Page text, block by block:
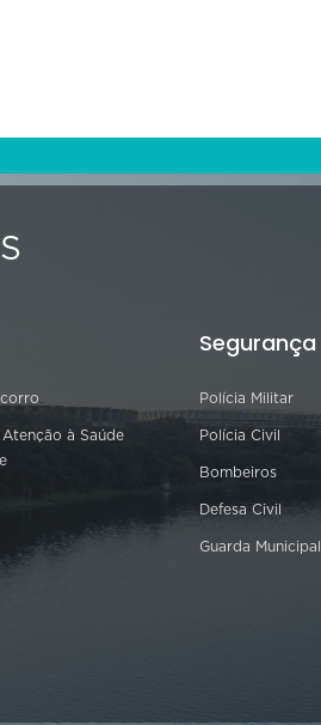
à Saúde
Segurança
Polícia Militar
Polícia Civil
Bombeiros
Defesa Civil
Guarda Municipal